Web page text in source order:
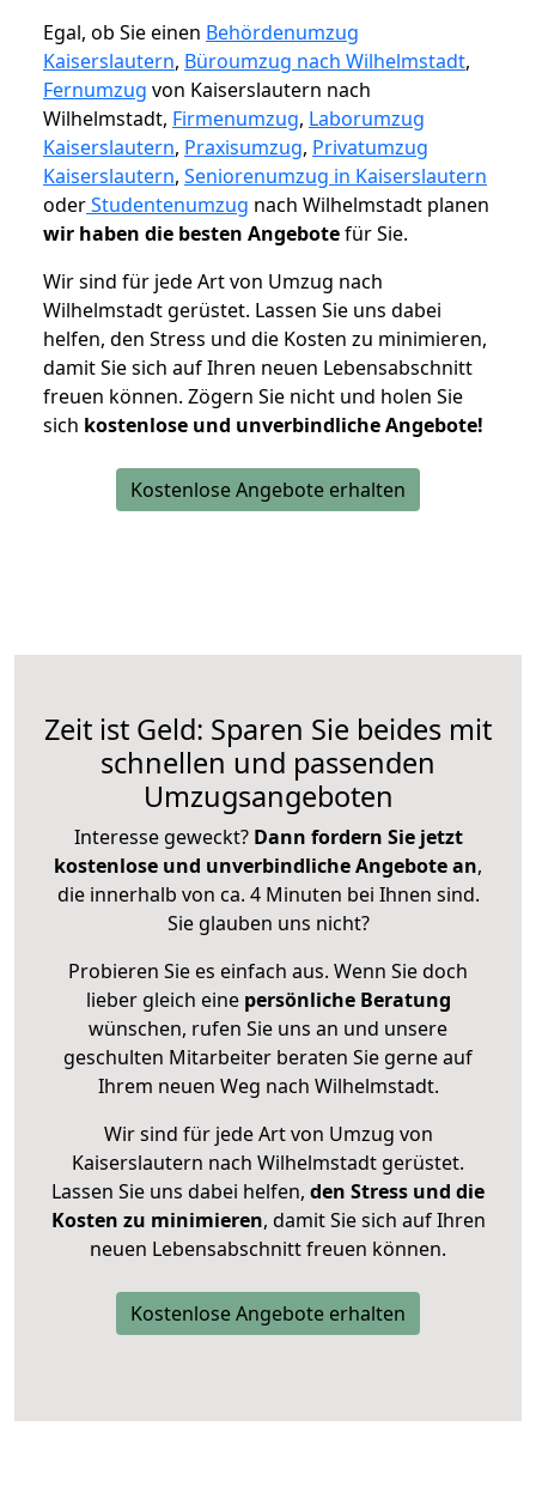
Egal, ob Sie einen Behördenumzug
Kaiserslautern, Büroumzug nach Wilhelmstadt,
Fernumzug von Kaiserslautern nach
Wilhelmstadt, Firmenumzug, Laborumzug
Kaiserslautern, Praxisumzug, Privatumzug
Kaiserslautern, Seniorenumzug in Kaiserslautern
oderStudentenumzug nach Wilhelmstadt planen
wir haben die besten Angebotefür Sie.
Wir sind für jede Art von Umzug nach
Wilhelmstadt gerüstet. Lassen Sie uns dabei
helfen, den Stress und die Kosten zu minimieren,
damit Sie sich auf Ihren neuen Lebensabschnitt
freuen können. Zögern Sie nicht und holen Sie
sich kostenlose und unverbindliche Angebote!
Kostenlose Angebote erhalten
Zeit ist Geld: Sparen Sie beides mit
schnellen und passenden
Umzugsangeboten
Interesse geweckt? Dann fordern Sie jetzt
kostenlose und unverbindliche Angebote an,
die innerhalb von ca. 4 Minuten bei Ihnen sind.
Sie glauben uns nicht?
Probieren Sie es einfach aus. Wenn Sie doch
lieber gleich eine persönliche Beratung
wünschen, rufen Sie uns an und unsere
geschulten Mitarbeiter beraten Sie gerne auf
Ihrem neuen Weg nach Wilhelmstadt.
Wir sind für jede Art von Umzug von
Kaiserslautern nach Wilhelmstadt gerüstet.
Lassen Sie uns dabei helfen, den Stress und die
Kosten zu minimieren, damit Sie sich auf Ihren
neuen Lebensabschnitt freuen können.
Kostenlose Angebote erhalten